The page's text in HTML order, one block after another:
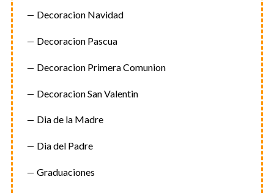
Decoracion Navidad
Decoracion Pascua
Decoracion Primera Comunion
Decoracion San Valentin
Dia de la Madre
Dia del Padre
Graduaciones